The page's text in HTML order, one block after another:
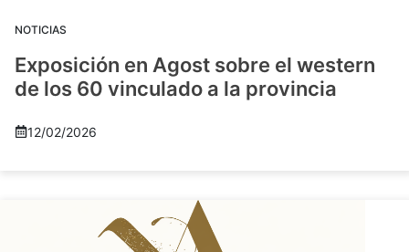
NOTICIAS
Exposición en Agost sobre el western
de los 60 vinculado a la provincia
12/02/2026